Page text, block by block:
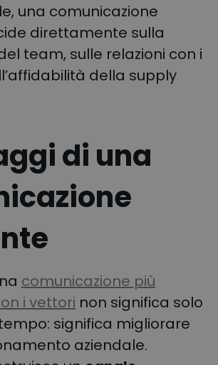
una comunicazione
direttamente sulla
team, sulle relazioni con i
della supply
di una
comunicazione più
i vettori non significa solo
significa migliorare
aziendale.